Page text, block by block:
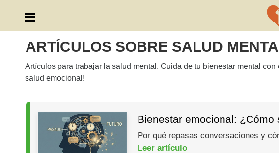
ARTÍCULOS SOBRE SALUD
Artículos para trabajar la salud mental. Cuida de tu bienestar mental
salud emocional!
Bienestar emocional:
Por qué repasas conversaciones y
Leer artículo